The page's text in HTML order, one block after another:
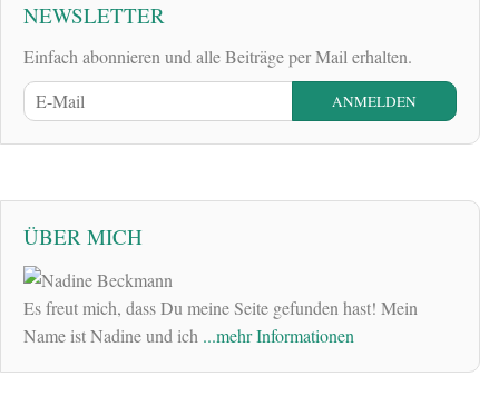
NEWSLETTER
Einfach abonnieren und alle Beiträge per Mail erhalten.
ÜBER MICH
Es freut mich, dass Du meine Seite gefunden hast! Mein
Name ist Nadine und ich ...mehr Informationen